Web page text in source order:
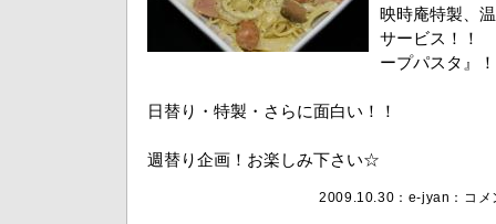
映時庵特製、
サービス！！
ープパスタ』！
日替り・特製・さらに面白い！！
週替り企画！お楽しみ下さい☆
2009.10.30： e-jyan ： コメ